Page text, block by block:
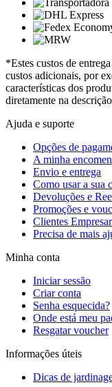
*Estes custos de
custos adicionais, por
características dos
diretamente na
Ajuda e suporte
Opções de
A minha
Envio e entrega
Como usar a sua
Devoluções e
Promoções e
Clientes
Precisa de mais
Minha conta
Iniciar sessão
Criar conta
Senha esquecida?
Onde está meu
Resgatar voucher
Informações úteis
Dicas de